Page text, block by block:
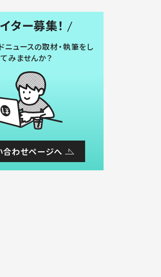
ター募集！
ニュースの取材・執筆をし
てみませんか？
合わせページへ